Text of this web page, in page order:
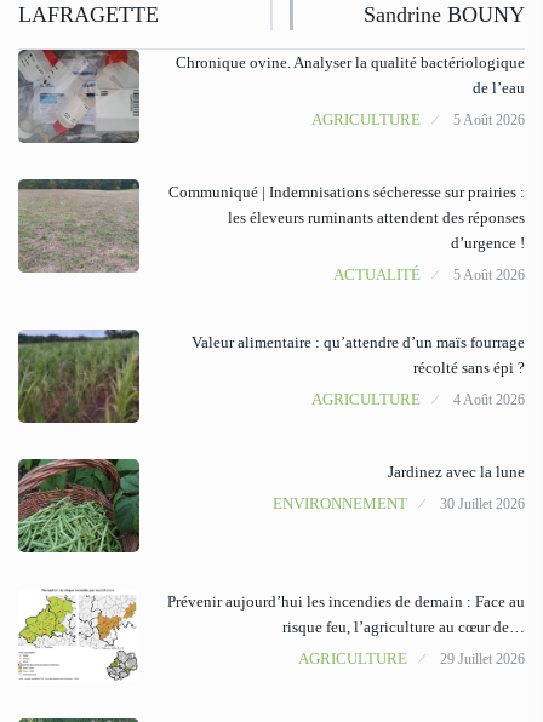
LAFRAGETTE
Sandrine BOUNY
Chronique ovine. Analyser la qualité bactériologique
de l’eau
AGRICULTURE
5 Août 2026
Communiqué | Indemnisations sécheresse sur prairies :
les éleveurs ruminants attendent des réponses
d’urgence !
ACTUALITÉ
5 Août 2026
Valeur alimentaire : qu’attendre d’un maïs fourrage
récolté sans épi ?
AGRICULTURE
4 Août 2026
Jardinez avec la lune
ENVIRONNEMENT
30 Juillet 2026
Prévenir aujourd’hui les incendies de demain : Face au
risque feu, l’agriculture au cœur de…
AGRICULTURE
29 Juillet 2026